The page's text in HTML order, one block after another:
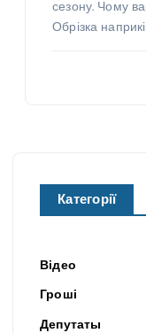
сезону. Чому
Обрізка
Категорії
Відео
Гроші
Депутаты